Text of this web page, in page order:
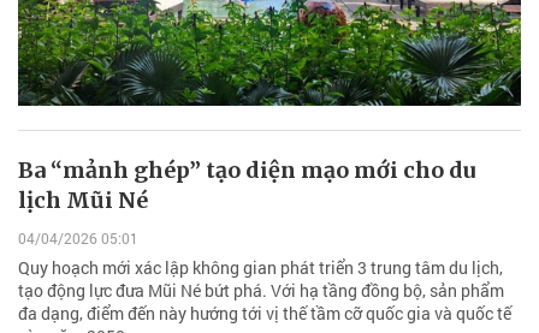
Ba “mảnh ghép” tạo diện mạo mới cho du
lịch Mũi Né
04/04/2026 05:01
Quy hoạch mới xác lập không gian phát triển 3 trung tâm du lịch,
tạo động lực đưa Mũi Né bứt phá. Với hạ tầng đồng bộ, sản phẩm
đa dạng, điểm đến này hướng tới vị thế tầm cỡ quốc gia và quốc tế